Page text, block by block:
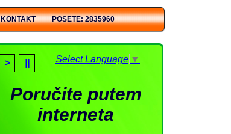
KONTAKT POSETE: 2835960
> Select Language ▼
Poručite putem
interneta